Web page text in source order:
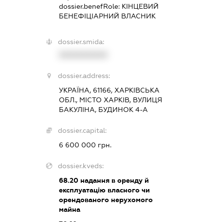
dossier.benefRole: КІНЦЕВИЙ
БЕНЕФІЦІАРНИЙ ВЛАСНИК
dossier.smida:
dossier.address:
УКРАЇНА, 61166, ХАРКІВСЬКА
ОБЛ., МІСТО ХАРКІВ, ВУЛИЦЯ
БАКУЛІНА, БУДИНОК 4-А
dossier.capital:
6 600 000 грн.
dossier.kveds:
68.20надання в оренду й
експлуатацію власного чи
орендованого нерухомого
майна